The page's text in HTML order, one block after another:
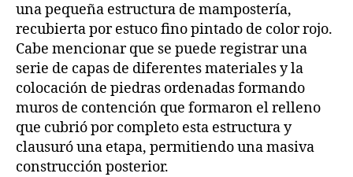
una pequeña estructura de mampostería,
recubierta por estuco fino pintado de color rojo.
Cabe mencionar que se puede registrar una
serie de capas de diferentes materiales y la
colocación de piedras ordenadas formando
muros de contención que formaron el relleno
que cubrió por completo esta estructura y
clausuró una etapa, permitiendo una masiva
construcción posterior.